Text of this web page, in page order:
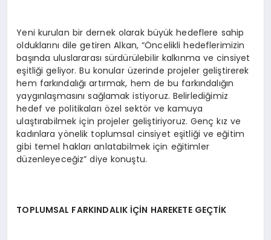
Yeni kurulan bir dernek olarak büyük hedeflere sahip
olduklarını dile getiren Alkan, “Öncelikli hedeflerimizin
başında uluslararası sürdürülebilir kalkınma ve cinsiyet
eşitliği geliyor. Bu konular üzerinde projeler geliştirerek
hem farkındalığı artırmak, hem de bu farkındalığın
yaygınlaşmasını sağlamak istiyoruz. Belirlediğimiz
hedef ve politikaları özel sektör ve kamuya
ulaştırabilmek için projeler geliştiriyoruz. Genç kız ve
kadınlara yönelik toplumsal cinsiyet eşitliği ve eğitim
gibi temel hakları anlatabilmek için eğitimler
düzenleyeceğiz” diye konuştu.
TOPLUMSAL FARKINDALIK İÇİN HAREKETE GEÇTİK